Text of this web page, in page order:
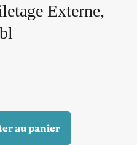
Externe,
au panier